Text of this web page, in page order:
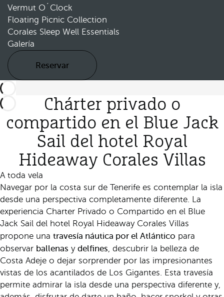
Vermut O´Clock
Floating Picnic Collection
Corales Sleep Well Essentials
Galería
Reservar
Chárter privado o
compartido en el Blue Jack
Sail del hotel Royal
Hideaway Corales Villas
A toda vela
Navegar por la costa sur de Tenerife es contemplar la isla
desde una perspectiva completamente diferente. La
experiencia Charter Privado o Compartido en el Blue
Jack Sail del hotel Royal Hideaway Corales Villas
propone una travesía náutica por el Atlántico para
observar ballenas y delfines , descubrir la belleza de
Costa Adeje o dejar sorprender por las impresionantes
vistas de los acantilados de Los Gigantes. Esta travesía
permite admirar la isla desde una perspectiva diferente y,